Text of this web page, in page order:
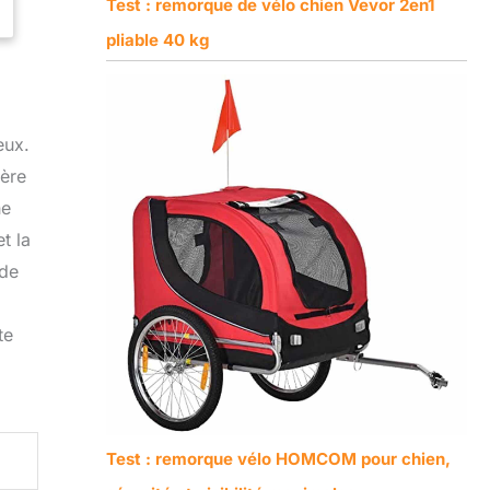
la
Test : remorque de vélo chien Vevor 2en1
pliable 40 kg
Test : remorque vélo HOMCOM pour chien,